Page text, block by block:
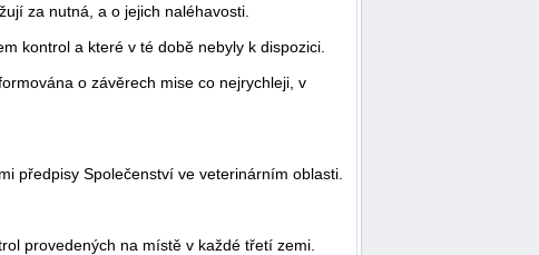
za nutná, a o jejich naléhavosti.
kontrol a které v té době nebyly k dispozici.
o závěrech mise co nejrychleji, v
předpisy Společenství ve veterinárním oblasti.
provedených na místě v každé třetí zemi.